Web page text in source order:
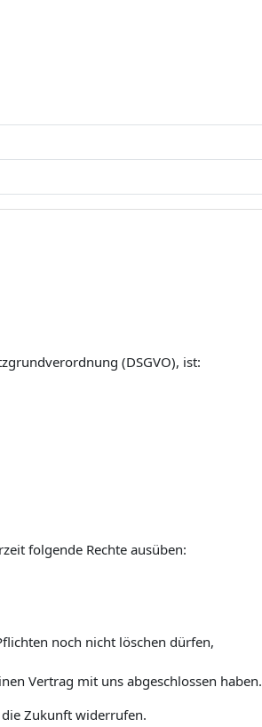
(DSGVO), ist:
folgende Rechte ausüben:
noch nicht löschen dürfen,
Vertrag mit uns abgeschlossen haben.
Zukunft widerrufen.